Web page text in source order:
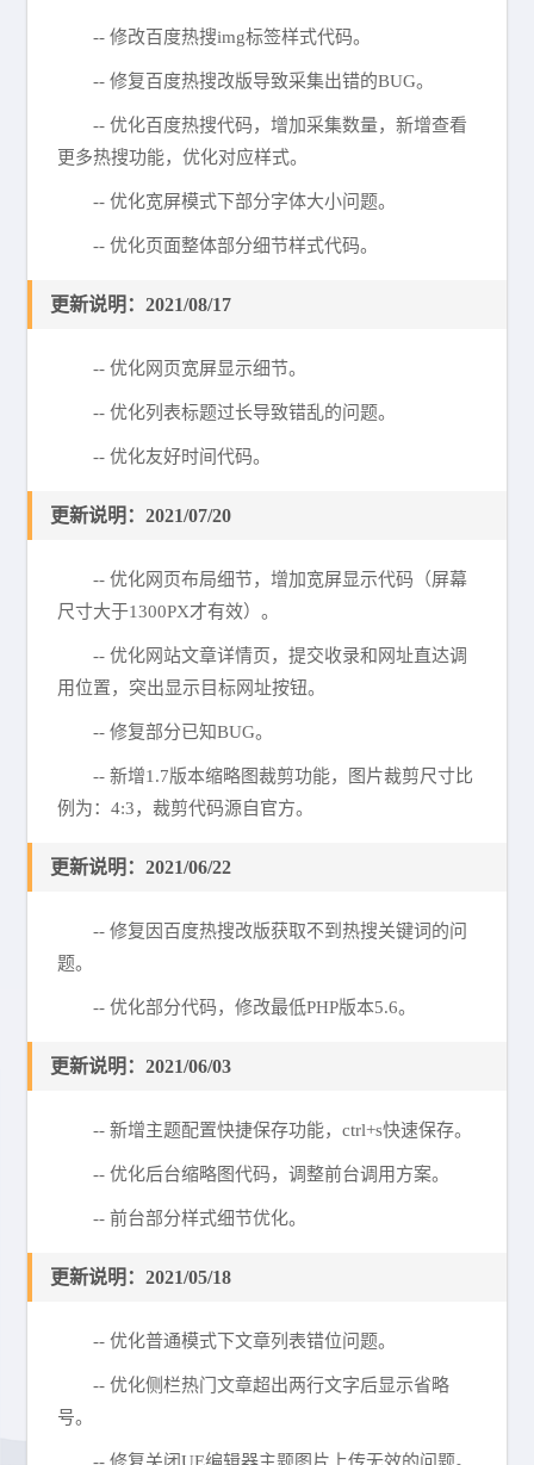
-- 修改百度热搜img标签样式代码。
-- 修复百度热搜改版导致采集出错的BUG。
-- 优化百度热搜代码，增加采集数量，新增查看
更多热搜功能，优化对应样式。
-- 优化宽屏模式下部分字体大小问题。
-- 优化页面整体部分细节样式代码。
更新说明：2021/08/17
-- 优化网页宽屏显示细节。
-- 优化列表标题过长导致错乱的问题。
-- 优化友好时间代码。
更新说明：2021/07/20
-- 优化网页布局细节，增加宽屏显示代码（屏幕
尺寸大于1300PX才有效）。
-- 优化网站文章详情页，提交收录和网址直达调
用位置，突出显示目标网址按钮。
-- 修复部分已知BUG。
-- 新增1.7版本缩略图裁剪功能，图片裁剪尺寸比
例为：4:3，裁剪代码源自官方。
更新说明：2021/06/22
-- 修复因百度热搜改版获取不到热搜关键词的问
题。
-- 优化部分代码，修改最低PHP版本5.6。
更新说明：2021/06/03
-- 新增主题配置快捷保存功能，ctrl+s快速保存。
-- 优化后台缩略图代码，调整前台调用方案。
-- 前台部分样式细节优化。
更新说明：2021/05/18
-- 优化普通模式下文章列表错位问题。
-- 优化侧栏热门文章超出两行文字后显示省略
号。